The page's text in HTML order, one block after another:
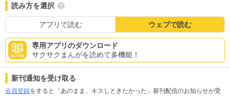
読み方を選択
アプリで読む ウェブで読む
専用アプリのダウンロード
サクサクまんがを読めて多機能！
新刊通知を受け取る
会員登録をすると「あのまま、キスしときたかった」新刊配信のお知らせが受